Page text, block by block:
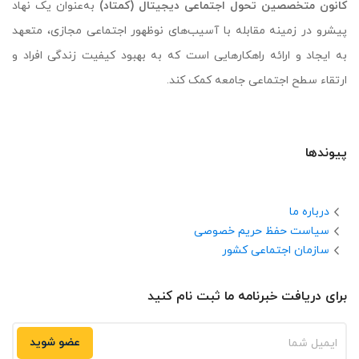
کانون متخصصین تحول اجتماعی دیجیتال (کمتاد) به‌عنوان یک نهاد
پیشرو در زمینه مقابله با آسیب‌های نوظهور اجتماعی مجازی، متعهد
به ایجاد و ارائه راهکارهایی است که به بهبود کیفیت زندگی افراد و
ارتقاء سطح اجتماعی جامعه کمک کند.
پیوندها
درباره ما
سیاست حفظ حریم خصوصی
سازمان اجتماعی کشور
برای دریافت خبرنامه ما ثبت نام کنید
عضو شوید